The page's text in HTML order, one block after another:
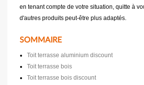
en tenant compte de votre situation, quitte à
d'autres produits peut-être plus adaptés.
SOMMAIRE
Toit terrasse aluminium discount
Toit terrasse bois
Toit terrasse bois discount